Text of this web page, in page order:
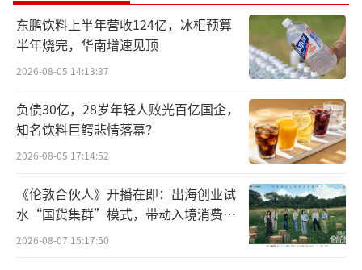
农学院教授李德美告诉云酒头条，白葡萄酒近
年在福建、广西等市场增长显著。
该现象还得到进口端数据验证。海关总署
披露的2025年1—9月瓶装葡萄酒进口数据显
示，排在进口额前十的新西兰、德国进口量分
别同比增长56.54%、15.48%，进口额分别同
比增长44.92%、2.71%。这两个国家均主打白
葡萄酒出口，产品在中国市场的消费氛围明显
升温。
东鹏饮料上半年营收124亿，冰柜预算
半年烧完，华南增速见顶
2026-08-05 14:13:37
负债30亿，28岁年轻人败光百亿国企，
知名饮料巨鳄悲情落幕？
2026-08-05 17:14:52
《伦敦合伙人》开播在即：出海创业试
水“国货集群”模式，带动入境消费反
向种草
2026-08-07 15:17:50